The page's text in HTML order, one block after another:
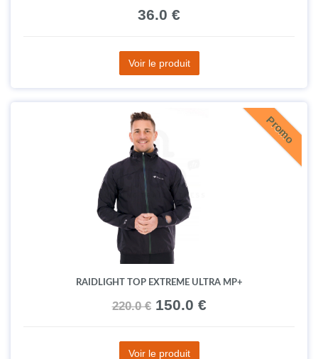
36.0 €
Voir le produit
Promo
RAIDLIGHT TOP EXTREME ULTRA MP+
220.0 €150.0 €
Voir le produit